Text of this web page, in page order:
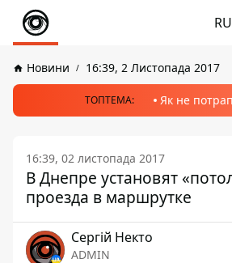
RU
Новини 16:39, 2 Листопада 2017
ТОПТЕМА: Як не
16:39, 02 листопада 2017
В Днепре установят
проезда в маршрутке
Сергій Некто
ADMIN